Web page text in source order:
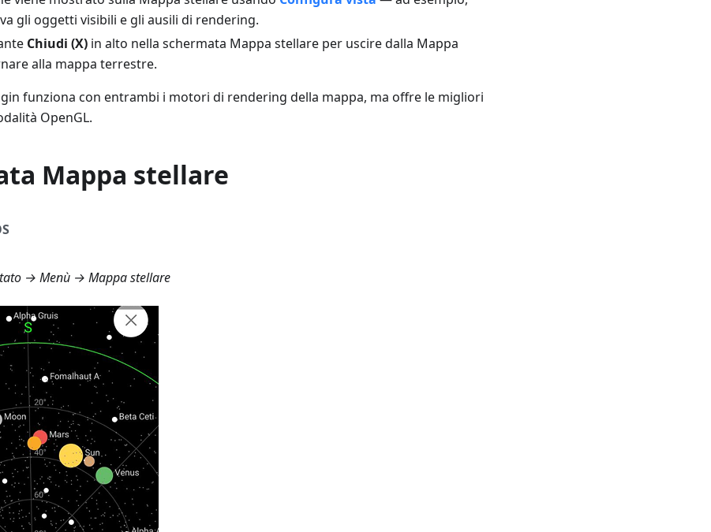
gli oggetti visibili e gli ausili di rendering.
Chiudi (X) in alto nella schermata Mappa stellare per uscire dalla Mappa
alla mappa terrestre.
funziona con entrambi i motori di rendering della mappa, ma offre le migliori
OpenGL.
Mappa stellare
→ Menù → Mappa stellare